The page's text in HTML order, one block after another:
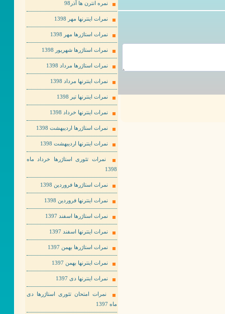
نمره انترن ها آذر98
نمرات اینترنها مهر 1398
نمرات استاژرها مهر 1398
نمرات استاژرها شهریور 1398
نمرات استاژرها مرداد 1398
نمرات اینترنها مرداد 1398
نمرات اینترنها تیر 1398
نمرات اینترنها خرداد 1398
نمرات استاژرها اردیبهشت 1398
نمرات اینترنها اردیبهشت 1398
نمرات تئوری استاژرها خرداد ماه
1398
نمرات استاژرها فروردین 1398
نمرات اینترنها فروردین 1398
نمرات استاژرها اسفند 1397
نمرات اینترنها اسفند 1397
نمرات استاژرها بهمن 1397
نمرات اینترنها بهمن 1397
نمرات اینترنها دی 1397
نمرات امتحان تئوری استاژرها دی
ماه 1397